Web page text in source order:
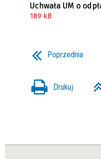
Uchwała UM o
189 kB
Poprzednia
Drukuj